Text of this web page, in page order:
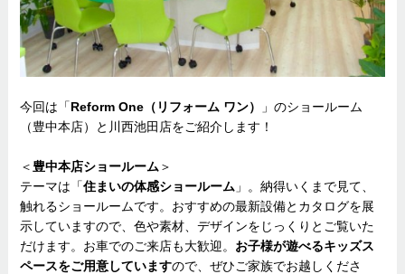
今回は「Reform One（リフォーム ワン）
」のショールーム
（豊中本店）と川西池田店をご紹介します！
＜ 豊中本店ショールーム ＞
テーマは「住まいの体感ショールーム 」。納得いくまで見て、
触れるショールームです。おすすめの最新設備とカタログを展
示していますので、色や素材、デザインをじっくりとご覧いた
だけます。お車でのご来店も大歓迎。 お子様が遊べるキッズス
ペースをご用意していますので、ぜひご家族でお越しくださ